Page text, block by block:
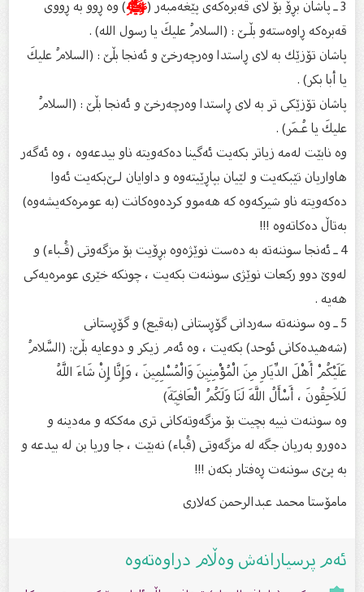
ﷺ) وە ڕوو بە ڕووی
قەبرەكە ڕاوەستەو بڵـێ‌ : (السلامُ علیكَ یا رسول الله) .
پاشان تۆزێك بە لای ڕاستدا وەرچەرخێ‌ و ئەنجا بڵێ‌ : (السلامُ علیكَ
یا أبا بكر) .
پاشان تۆزێكی تر بە لای ڕاستدا وەرچەرخێ‌ و ئەنجا بڵێ‌ : (السلامُ
علیكَ یا عُـمَر) .
وە نابێت لەمە زیاتر بكەیت ئەگینا دەكەویتە ناو بیدعەوە ، وە ئەگەر
هاواریان تێبكەیت و لێیان بپاڕێیتەوە و داوایان لـێ‌بكەیت ئەوا
دەكەویتە ناو شیركەوە كە هەموو كردەوەكانت (بە عومرەكەیشەوە)
بەتاڵ دەكاتەوە !!!
4 ـ ئەنجا سوننەتە بە دەست نوێژەوە بڕۆیت بۆ مزگەوتی (قُـبا‌ء) و
لەوێ‌ دوو ركعات نوێژی سوننەت بكەیت ، چونكە خێری عومرەیەكی
هەیە .
5 ـ وە سوننەتە سەردانی گۆڕستانی (بەقیع) و گۆڕستانی
(شەهیدەكانی ئوحد) بكەیت ، وە ئەم زیكر و دوعایە بڵێ: (السَّلامُ
عَلَيْكُمْ أَهْلَ الدِّيَارِ مِنَ الْمُؤْمِنِينَ وَالْمُسْلِمِينَ ، وَإِنَّا إِنْ شَاءَ اللَّهُ
لَلاَحِقُونَ ، أَسْأَلُ اللَّهَ لَنَا وَلَكُمُ الْعَافِيَةَ)
وە سوننەت نییە بچیت بۆ مزگەوتەكانی تری مەككە و مەدینە و
دەورو بەریان جگە لە مزگەوتی (قُبا‌ء) نەبێت ، جا وریا بن لە بیدعە و
بە پێ‌ی سوننەت ڕەفتار بكەن !!!
مامۆستا محمد عبدالرحمن کەلارى
ئەم پرسیارانەش وەڵام دراوەتەوە